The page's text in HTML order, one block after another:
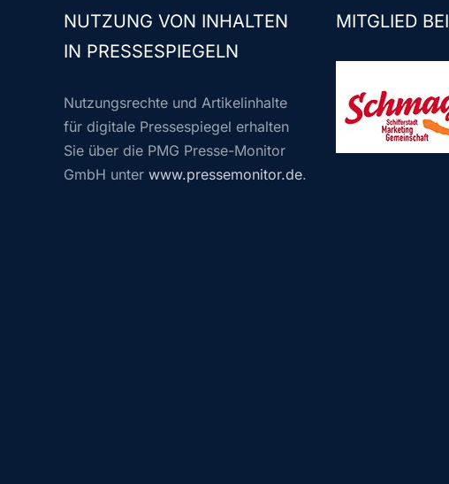
NUTZUNG VON INHALTEN
IN PRESSESPIEGELN
Nutzungsrechte und Artikelinhalte
für digitale Pressespiegel erhalten
Sie über die PMG Presse-Monitor
GmbH unter www.pressemonitor.de.
MITGLIED BEI